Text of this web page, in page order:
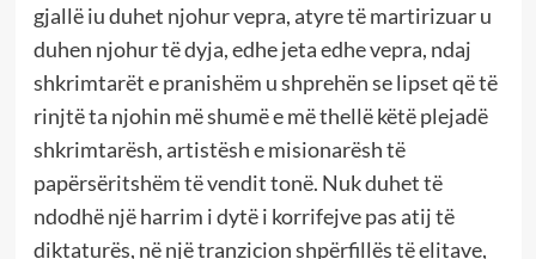
gjallë iu duhet njohur vepra, atyre të martirizuar u
duhen njohur të dyja, edhe jeta edhe vepra, ndaj
shkrimtarët e pranishëm u shprehën se lipset që të
rinjtë ta njohin më shumë e më thellë këtë plejadë
shkrimtarësh, artistësh e misionarësh të
papërsëritshëm të vendit tonë. Nuk duhet të
ndodhë një harrim i dytë i korrifejve pas atij të
diktaturës, në një tranzicion shpërfillës të elitave,